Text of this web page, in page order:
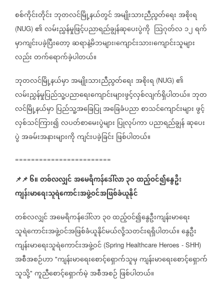
စစ်ကိုင်းတိုင်း ဘုတလင်မြို့နယ်တွင်အမျိုးသားညီညွတ်ရေးအစိုးရ
(NUG) ၏လမ်းညွှန်မှုဖြင့်ပညာရည်ချွန်ဆုပေးပွဲကို သြဂုတ်လ ၁၂ရက်
မှာကျင်းပခဲ့ပြီးတော့ဆရာနဲ့မိဘများ၊ကျောင်းသား၊ကျောင်းသူများ
လည်းတက်ရောက်ခဲ့ပါတယ်။
ဘုတလင်မြို့နယ်မှာအမျိုးသားညီညွတ်ရေးအစိုးရ (NUG) ၏
လမ်းညွှန်မှုပြည်သူ့ပညာရေးကျောင်းများဖွင့်လှစ်လျက်ရှိပါတယ်။ ဘုတ
လင်မြို့နယ်မှာပြည်သူ့အခြေပြုအခြေခံပညာစာသင်ကျောင်းများဖွင့်
လှစ်သင်ကြား၍လပတ်စာမေးပွဲများ ပြုလုပ်ကာပညာရည်ချွန်ဆုပေး
ပွဲအခမ်းအနားများကိုကျင်းပခဲ့ခြင်း ဖြစ်ပါတယ်။
========================
📌📌၆။တစ်လလျှင်အမေရိကန်ဒေါ်လာ၃၀ထည့်ဝင်၍နွေဦး
ကျန်းမာရေးသူရဲကောင်းအဖွဲ့ဝင်အဖြစ်ခံယူနိုင်
တစ်လလျှင်အမေရိကန်ဒေါ်လာ၃၀ထည့်ဝင်၍နွေဦးကျန်းမာရေး
သူရဲကောင်းအဖွဲ့ဝင်အဖြစ်ခံယူနိုင်မယ်လို့သတင်းရရှိပါတယ်။နွေဦး
ကျန်းမာရေးသူရဲကောင်းအဖွဲ့ဝင် (Spring Healthcare Heroes - SHH)
အစီအစဉ်ဟာ "ကျန်းမာရေးစောင့်ရှောက်သူမှကျန်းမာရေးစောင့်ရှောက်
သူသို့" ကူညီစောင့်ရှောက်မဲ့အစီအစဉ် ဖြစ်ပါတယ်။